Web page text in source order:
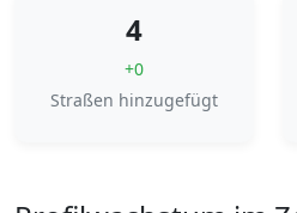
4
+0
Straßen hinzugefügt